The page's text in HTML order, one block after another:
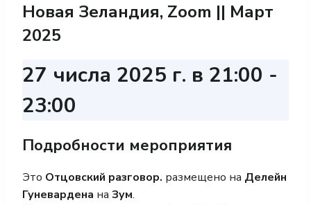
Новая Зеландия, Zoom || Март
2025
27 числа 2025 г. в 21:00 -
23:00
Подробности мероприятия
Это Отцовский разговор. размещено на Делейн
Гуневардена на Зум.